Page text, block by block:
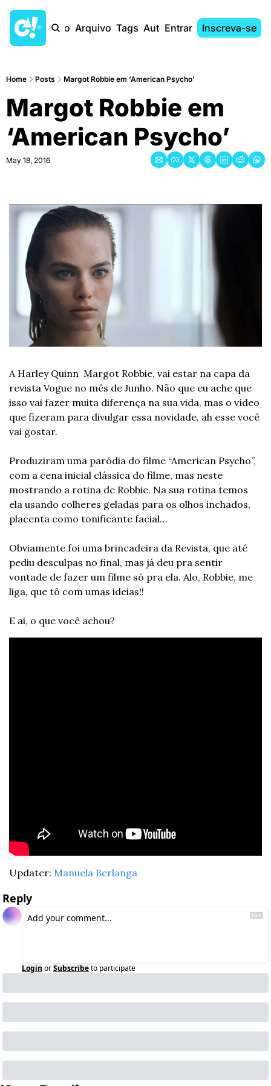
Início Arquivo Tags AutoresEntrar Inscreva-se
Home Posts Margot Robbie em ‘American Psycho’
Margot Robbie em
‘American Psycho’
May 18, 2016
A Harley Quinn Margot Robbie, vai estar na capa da
revista Vogue no mês de Junho. Não que eu ache que
isso vai fazer muita diferença na sua vida, mas o vídeo
que fizeram para divulgar essa novidade, ah esse você
vai gostar.
Produziram uma paródia do filme “American Psycho”,
com a cena inicial clássica do filme, mas neste
mostrando a rotina de Robbie. Na sua rotina temos
ela usando colheres geladas para os olhos inchados,
placenta como tonificante facial…
Obviamente foi uma brincadeira da Revista, que até
pediu desculpas no final, mas já deu pra sentir
vontade de fazer um filme só pra ela. Alo, Robbie, me
liga, que tô com umas ideias!!
E ai, o que você achou?
Updater: Manuela Berlanga
Reply
Login orSubscribeto participate